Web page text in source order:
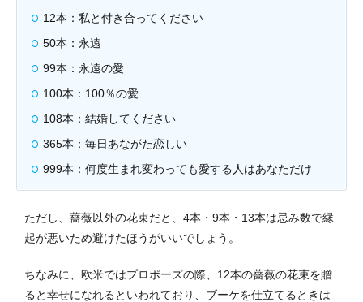
12本：私と付き合ってください
50本：永遠
99本：永遠の愛
100本：100％の愛
108本：結婚してください
365本：毎日あながた恋しい
999本：何度生まれ変わっても愛する人はあなただけ
ただし、薔薇以外の花束だと、4本・9本・13本は忌み数で縁
起が悪いため避けたほうがいいでしょう。
ちなみに、欧米ではプロポーズの際、12本の薔薇の花束を贈
ると幸せになれるといわれており、ブーケを仕立てるときは